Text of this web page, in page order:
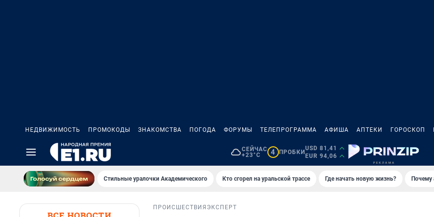
НЕДВИЖИМОСТЬ ПРОМОКОДЫ ЗНАКОМСТВА ПОГОДА ФОРУМЫ ТЕЛЕПРОГРАММА АФИША АПТЕКИ ГОРОСКОП
СЕЙЧАС
+23°C
4 ПРОБКИ
USD 81,41
EUR 94,06
Стильные уралочки Академического Кто сгорел на уральской трассе Где начать новую жизнь? Почему
ПРОИСШЕСТВИЯ ЭКСПЕРТ